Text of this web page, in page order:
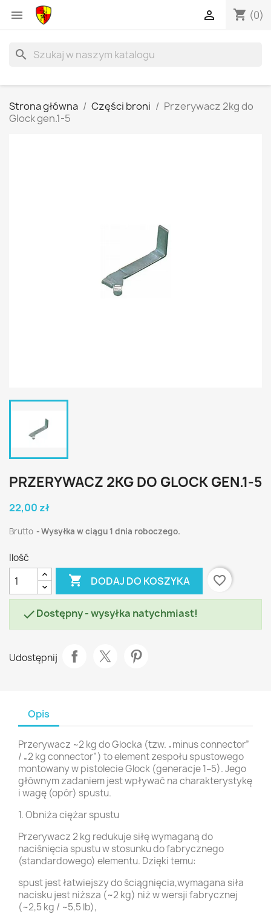
 shopping_cart (0)

search
Strona główna Części broni
Przerywacz 2kg do
Glock gen.1-5
PRZERYWACZ 2KG DO GLOCK GEN.1-5
22,00 zł
Brutto Wysyłka w ciągu 1 dnia roboczego.
Ilość
 DODAJ DO KOSZYKA favorite_border
Dostępny - wysyłka natychmiast!
Udostępnij
Opis
Przerywacz ~2 kg do Glocka (tzw. „minus connector”
/ „2 kg connector”) to element zespołu spustowego
montowany w pistolecie Glock (generacje 1–5). Jego
głównym zadaniem jest wpływać na charakterystykę
i wagę (opór) spustu.
1. Obniża ciężar spustu
Przerywacz 2 kg redukuje siłę wymaganą do
naciśnięcia spustu w stosunku do fabrycznego
(standardowego) elementu. Dzięki temu:
spust jest łatwiejszy do ściągnięcia,wymagana siła
nacisku jest niższa (~2 kg) niż w wersji fabrycznej
(~2,5 kg / ~5,5 lb),